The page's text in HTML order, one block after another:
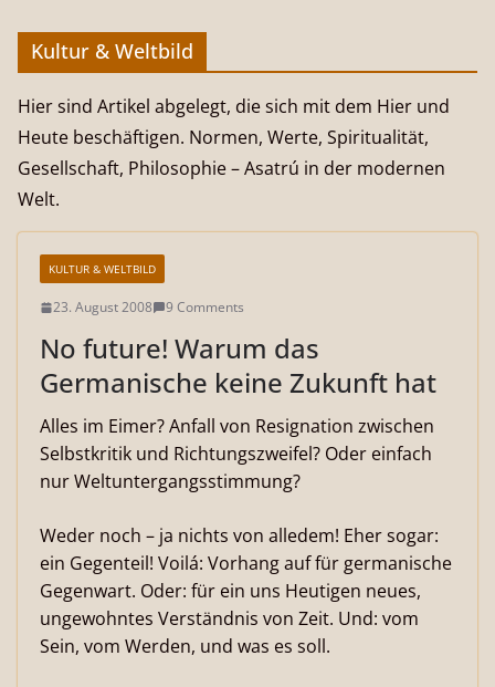
Kultur & Weltbild
Hier sind Artikel abgelegt, die sich mit dem Hier und
Heute beschäftigen. Normen, Werte, Spiritualität,
Gesellschaft, Philosophie – Asatrú in der modernen
Welt.
KULTUR & WELTBILD
23. August 2008 9 Comments
No future! Warum das
Germanische keine Zukunft hat
Alles im Eimer? Anfall von Resignation zwischen
Selbstkritik und Richtungszweifel? Oder einfach
nur Weltuntergangsstimmung?
Weder noch – ja nichts von alledem! Eher sogar:
ein Gegenteil! Voilá: Vorhang auf für germanische
Gegenwart. Oder: für ein uns Heutigen neues,
ungewohntes Verständnis von Zeit. Und: vom
Sein, vom Werden, und was es soll.